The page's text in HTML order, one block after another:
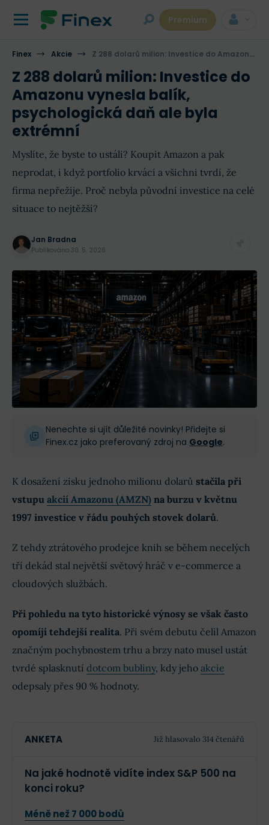
Premium
Finex Akcie Z 288 dolarů milion: Investice do Amazonu vynesla balík, psychologická daň ale byla extrémní
Z 288 dolarů milion: Investice do
Amazonu vynesla balík,
psychologická daň ale byla
extrémní
Myslíte, že byste to ustáli? Koupit Amazon a pak
neprodat, i když portfolio krvácí a všichni tvrdí, že
firma nepřežije. Proč nebyla původní investice na celé
situace to nejtěžší?
Jan Bradna
Publikováno 30. 5. 2026
Nenechte si ujít důležité novinky! Přidejte si
Finex.cz jako preferovaný zdroj na Google.
K dosažení zisku jednoho milionu dolarů stačila při
vstupu akcií Amazonu (AMZN) na burzu v květnu
1997 investice v řádu pouhých stovek dolarů.
Z tehdy ztrátového prodejce knih se během necelých
tří dekád stal největší světový hráč v e-commerce a
cloudových službách.
Při pohledu na tyto historické výnosy se však často
opomíjí tehdejší realita. Při svém debutu čelil Amazon
značným pochybnostem trhu a brzy nato musel ustát
tvrdé splasknutí dotcom bubliny, kdy jeho akcie
odepsaly přes 90 % hodnoty.
ANKETA Již hlasovalo 314 čtenářů
Na jaké hodnotě vidíte index S&P 500 na
konci roku?
Méně než 7 000 bodů